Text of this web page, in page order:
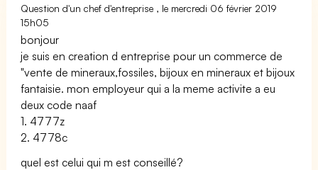
Question d'un chef d'entreprise , le mercredi 06 février 2019
15h05
bonjour
je suis en creation d entreprise pour un commerce de
"vente de mineraux,fossiles, bijoux en mineraux et bijoux
fantaisie. mon employeur qui a la meme activite a eu
deux code naaf
1. 4777z
2. 4778c
quel est celui qui m est conseillé?